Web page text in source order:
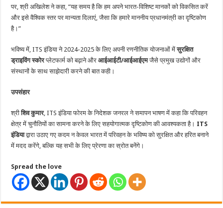
पर, श्री अखिलेश ने कहा, “यह समय है कि हम अपने भारत-विशिष्ट मानकों को विकसित करें
और इसे वैश्विक स्तर पर मान्यता दिलाएं, जैसा कि हमारे माननीय प्रधानमंत्री का दृष्टिकोण
है।”
भविष्य में, ITS इंडिया ने 2024-2025 के लिए अपनी रणनीतिक योजनाओं मेंसुरक्षित
ड्राइविंग स्कोरप्लेटफार्म को बढ़ाने औरआईआईटी/आईआईएमजैसे प्रमुख उद्योगों और
संस्थानों के साथ साझेदारी करने की बात कही।
उपसंहार
श्रीशिव कुमार, ITS इंडिया फोरम के निदेशक जनरल ने समापन भाषण में कहा कि परिवहन
क्षेत्र में चुनौतियों का सामना करने के लिए सहयोगात्मक दृष्टिकोण की आवश्यकता है। ITS
इंडियाद्वारा उठाए गए कदम न केवल भारत में परिवहन के भविष्य को सुरक्षित और हरित बनाने
में मदद करेंगे, बल्कि यह सभी के लिए प्रेरणा का स्रोत बनेंगे।
Spread the love